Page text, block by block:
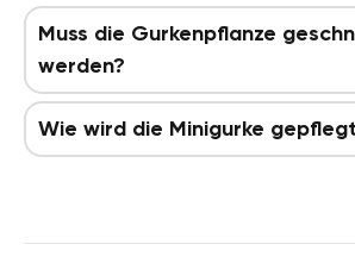
Muss die Gurkenpflanze
werden?
Wie wird die Minigurke